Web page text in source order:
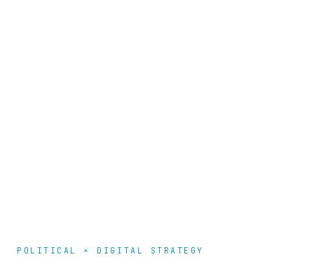
POLITICAL × DIGITAL STRATEGY